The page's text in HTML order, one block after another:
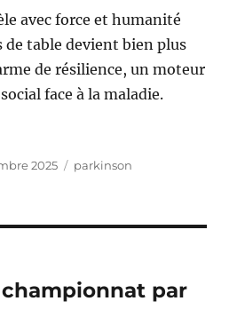
avec force et humanité
table devient bien plus
de résilience, un moteur
face à la maladie.
2025 Étiquettes
parkinson
championnat par